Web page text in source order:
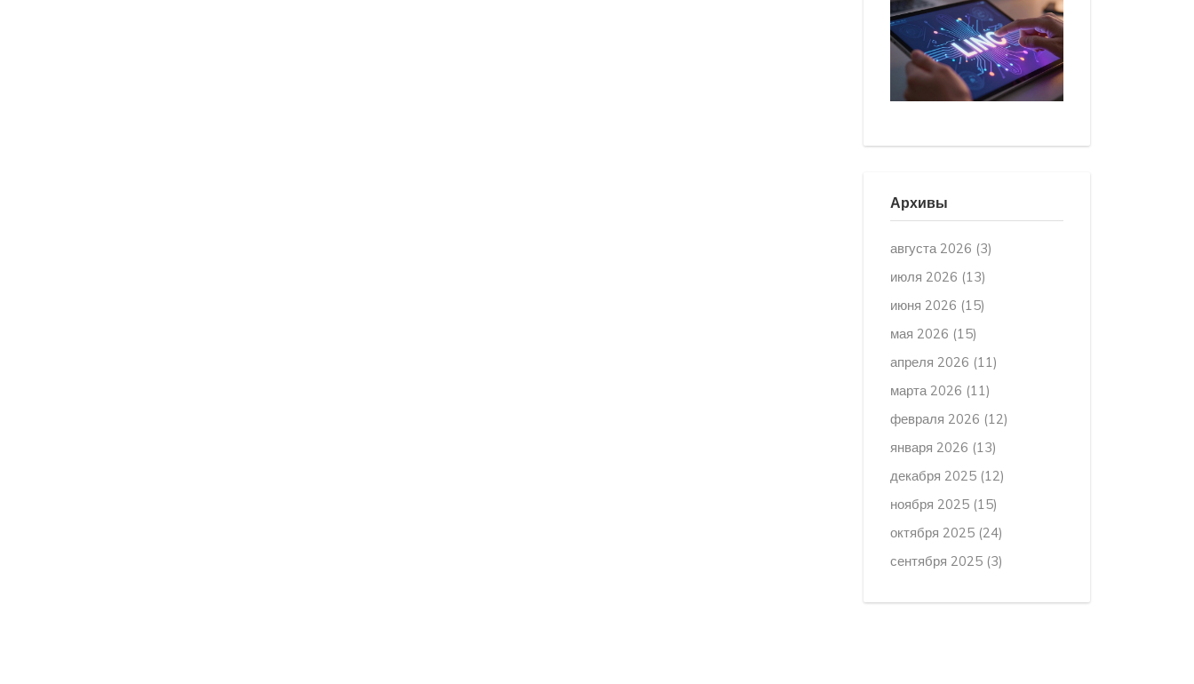
Архивы
августа 2026 (3)
июля 2026 (13)
июня 2026 (15)
мая 2026 (15)
апреля 2026 (11)
марта 2026 (11)
февраля 2026 (12)
января 2026 (13)
декабря 2025 (12)
ноября 2025 (15)
октября 2025 (24)
сентября 2025 (3)